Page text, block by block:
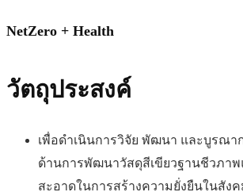
NetZero + Health
วัตถุประสงค์
เพื่อดำเนินการวิจัย พัฒนา และบูรณา
ด้านการพัฒนาวัสดุสีเขียวฐานชีวภาพ
สะอาดในการสร้างความยั่งยืนในสังค